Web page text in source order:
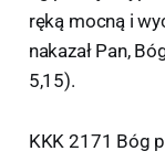
ręką mocną i
nakazał Pan,
5,15).
KKK 2171 Bóg